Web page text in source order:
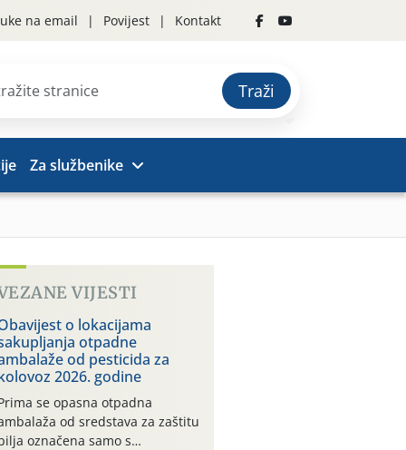
na email Povijest Kontakt
Traži
Za službenike
VIJESTI
o lokacijama
otpadne
od pesticida za
2026. godine
se opasna otpadna
od sredstava za zaštitu
označena samo s